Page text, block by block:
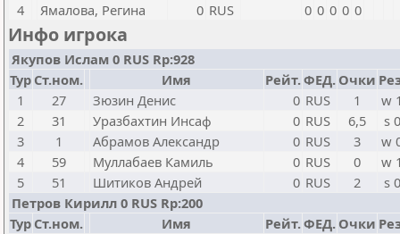
4
Ямалова, Регина 0 RUS 0 0 0 0 0
Инфо игрока
Якупов Ислам 0 RUS Rp:928
Тур Ст.ном. Имя Рейт.ФЕД. Очки
1
27 Зюзин Денис 0 RUS 1
w
2
31 Уразбахтин Инсаф 0 RUS 6,5
s 0
3
1 Абрамов Александр 0 RUS 3
w
4
59 Муллабаев Камиль 0 RUS 0
w
5
51 Шитиков Андрей 0 RUS 2
s 0
Петров Кирилл 0 RUS Rp:200
Тур Ст.ном. Имя Рейт.ФЕД. Очки